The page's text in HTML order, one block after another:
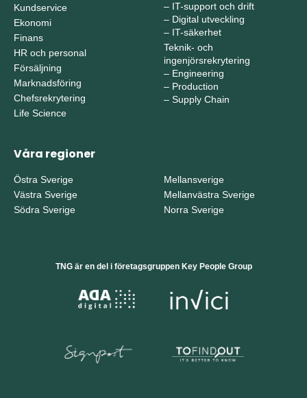
Kundservice
Ekonomi
Finans
HR och personal
Försäljning
Marknadsföring
Chefsrekrytering
Life Science
– IT-support och drift
– Digital utveckling
– IT-säkerhet
Teknik- och
ingenjörsrekrytering
– Engineering
– Production
– Supply Chain
Våra regioner
Östra Sverige
Västra Sverige
Södra Sverige
Mellansverige
Mellanvästra Sverige
Norra Sverige
TNG är en del i företagsgruppen Key People Group